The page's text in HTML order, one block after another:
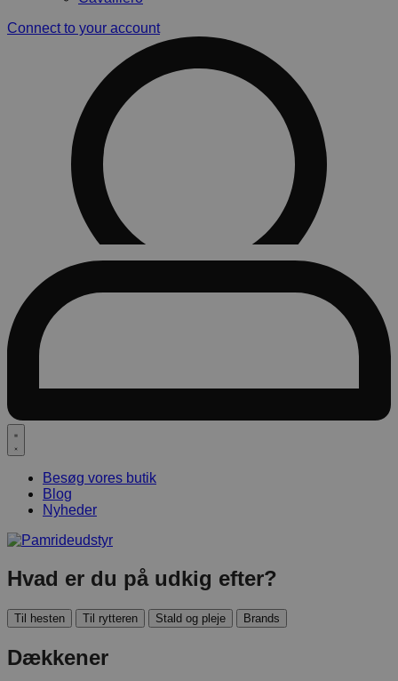
Connect to your account
Besøg vores butik
Blog
Nyheder
Hvad er du på udkig efter?
Til hesten Til rytteren Stald og pleje Brands
Dækkener